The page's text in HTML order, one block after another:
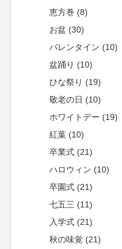
恵方巻 (8)
お盆 (30)
バレンタイン (10)
盆踊り (10)
ひな祭り (19)
敬老の日 (10)
ホワイトデー (19)
紅葉 (10)
卒業式 (21)
ハロウィン (10)
卒園式 (21)
七五三 (11)
入学式 (21)
秋の味覚 (21)